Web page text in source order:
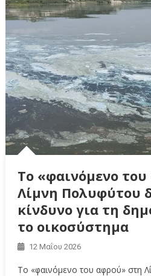
Το «φαινόμενο
Λίμνη Πολυφύτου
κίνδυνο για τη
το οικοσύστημα
12 Μαΐου 2026
Το «φαινόμενο του αφρού» στη